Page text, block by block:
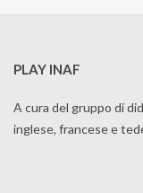
PLAY INAF
A cura del gruppo di
inglese, francese e